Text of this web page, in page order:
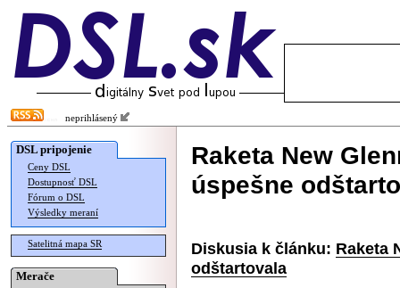
neprihlásený
DSL pripojenie
Ceny DSL
Dostupnosť DSL
Fórum o DSL
Výsledky meraní
Satelitná mapa SR
Merače
Raketa New
úspešne
Diskusia k článku: Raketa
odštartovala